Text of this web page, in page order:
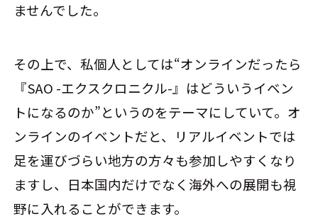
ませんでした。
その上で、私個人としては“オンラインだったら
『SAO -エクスクロニクル-』はどういうイベン
トになるのか”というのをテーマにしていて。オ
ンラインのイベントだと、リアルイベントでは
足を運びづらい地方の方々も参加しやすくなり
ますし、日本国内だけでなく海外への展開も視
野に入れることができます。